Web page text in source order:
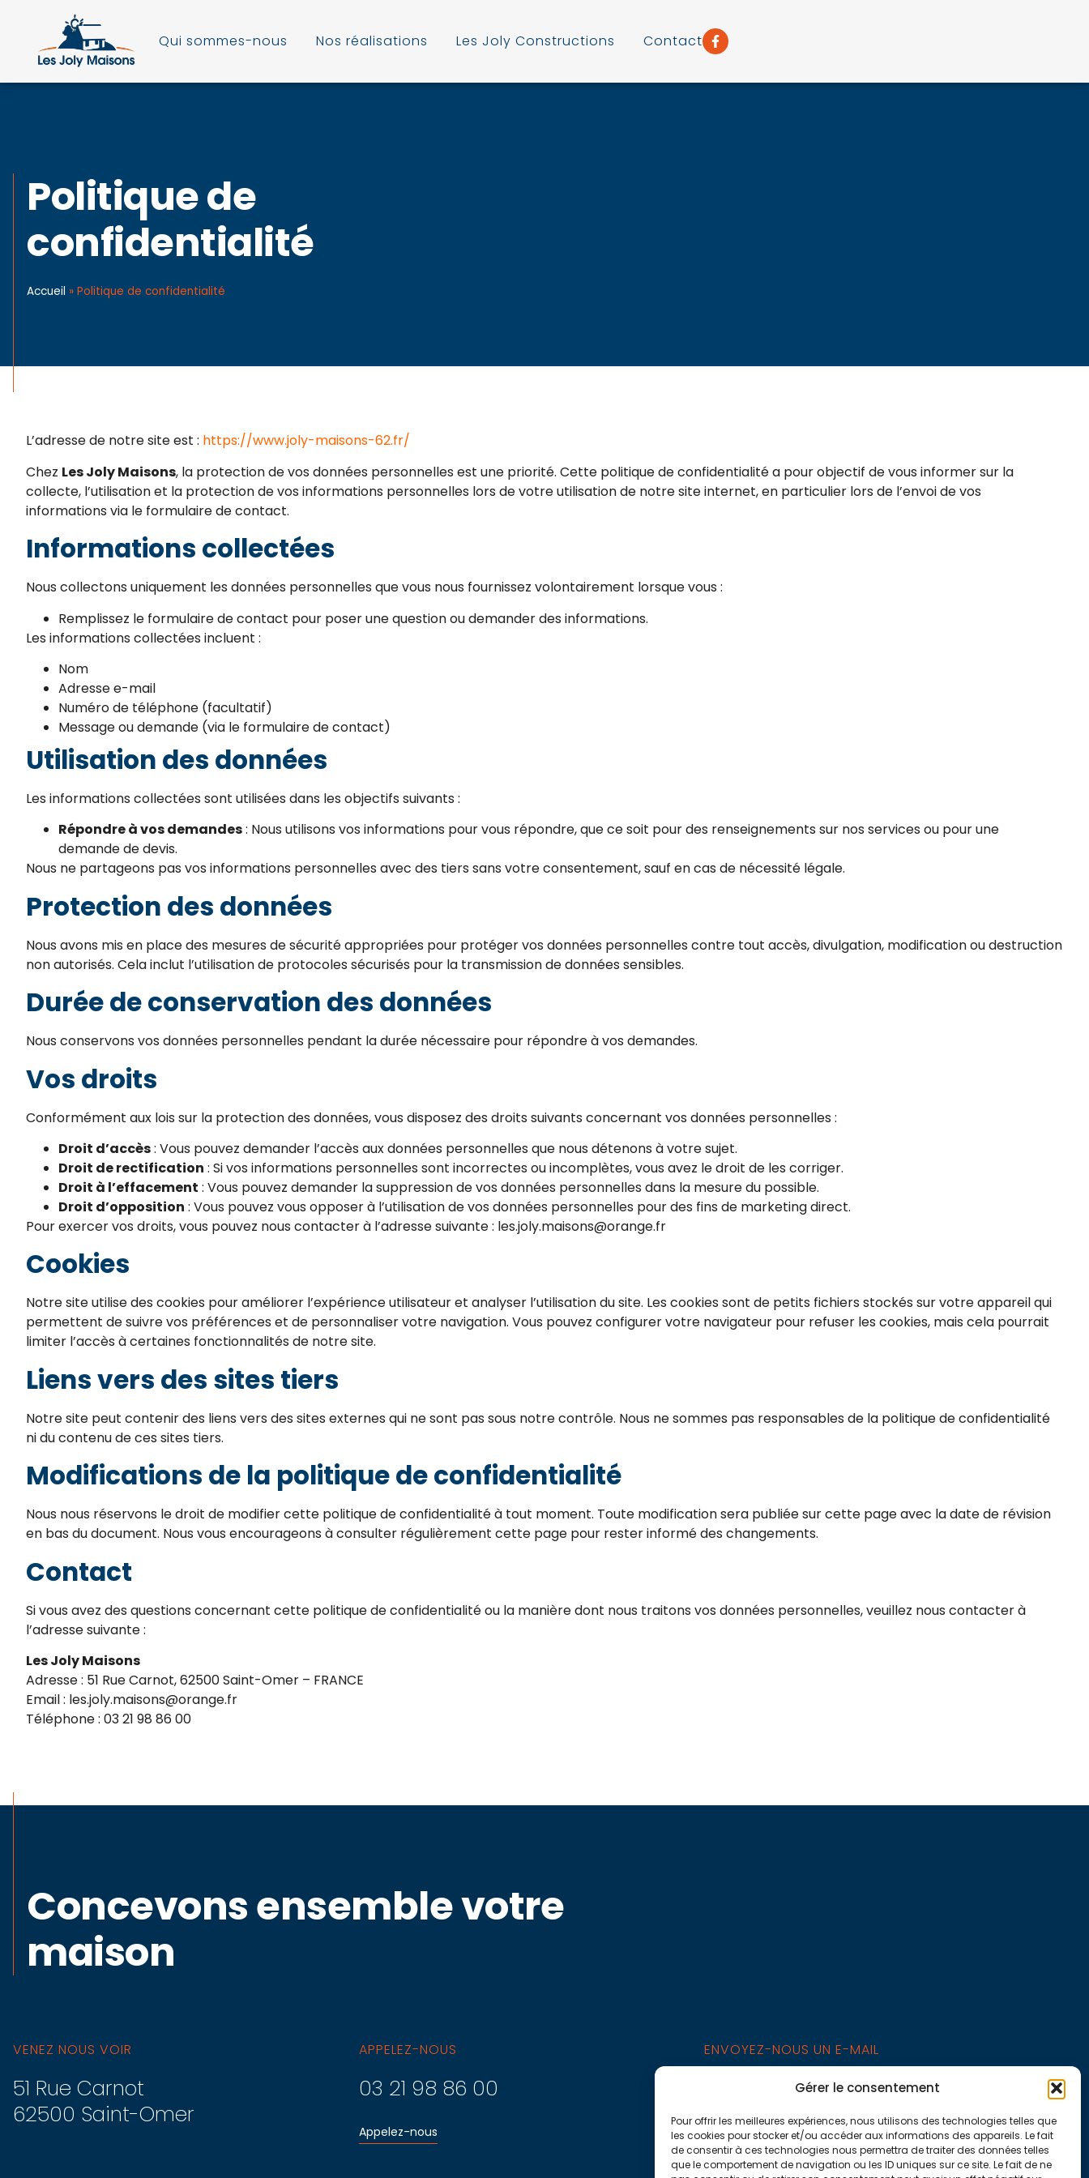
Gérer le consentement
Pour offrir les meilleures expériences, nous utilisons des technologies telles que
les cookies pour stocker et/ou accéder aux informations des appareils. Le fait
de consentir à ces technologies nous permettra de traiter des données telles
que le comportement de navigation ou les ID uniques sur ce site. Le fait de ne
Qui sommes-nous Nos réalisations Les Joly Constructions Contact
Politique de
confidentialité
Accueil » Politique de confidentialité
L’adresse de notre site est : https://www.joly-maisons-62.fr/
Chez Les Joly Maisons, la protection de vos données personnelles est une priorité. Cette politique de confidentialité a pour objectif de vous informer sur la
collecte, l’utilisation et la protection de vos informations personnelles lors de votre utilisation de notre site internet, en particulier lors de l’envoi de vos
informations via le formulaire de contact.
Informations collectées
Nous collectons uniquement les données personnelles que vous nous fournissez volontairement lorsque vous :
Remplissez le formulaire de contact pour poser une question ou demander des informations.
Les informations collectées incluent :
Nom
Adresse e-mail
Numéro de téléphone (facultatif)
Message ou demande (via le formulaire de contact)
Utilisation des données
Les informations collectées sont utilisées dans les objectifs suivants :
Répondre à vos demandes: Nous utilisons vos informations pour vous répondre, que ce soit pour des renseignements sur nos services ou pour une
demande de devis.
Nous ne partageons pas vos informations personnelles avec des tiers sans votre consentement, sauf en cas de nécessité légale.
Protection des données
Nous avons mis en place des mesures de sécurité appropriées pour protéger vos données personnelles contre tout accès, divulgation, modification ou destruction
non autorisés. Cela inclut l’utilisation de protocoles sécurisés pour la transmission de données sensibles.
Durée de conservation des données
Nous conservons vos données personnelles pendant la durée nécessaire pour répondre à vos demandes.
Vos droits
Conformément aux lois sur la protection des données, vous disposez des droits suivants concernant vos données personnelles :
Droit d’accès: Vous pouvez demander l’accès aux données personnelles que nous détenons à votre sujet.
Droit de rectification : Si vos informations personnelles sont incorrectes ou incomplètes, vous avez le droit de les corriger.
Droit à l’effacement : Vous pouvez demander la suppression de vos données personnelles dans la mesure du possible.
Droit d’opposition : Vous pouvez vous opposer à l’utilisation de vos données personnelles pour des fins de marketing direct.
Pour exercer vos droits, vous pouvez nous contacter à l’adresse suivante : les.joly.maisons@orange.fr
Cookies
Notre site utilise des cookies pour améliorer l’expérience utilisateur et analyser l’utilisation du site. Les cookies sont de petits fichiers stockés sur votre appareil qui
permettent de suivre vos préférences et de personnaliser votre navigation. Vous pouvez configurer votre navigateur pour refuser les cookies, mais cela pourrait
limiter l’accès à certaines fonctionnalités de notre site.
Liens vers des sites tiers
Notre site peut contenir des liens vers des sites externes qui ne sont pas sous notre contrôle. Nous ne sommes pas responsables de la politique de confidentialité
ni du contenu de ces sites tiers.
Modifications de la politique de confidentialité
Nous nous réservons le droit de modifier cette politique de confidentialité à tout moment. Toute modification sera publiée sur cette page avec la date de révision
en bas du document. Nous vous encourageons à consulter régulièrement cette page pour rester informé des changements.
Contact
Si vous avez des questions concernant cette politique de confidentialité ou la manière dont nous traitons vos données personnelles, veuillez nous contacter à
l’adresse suivante :
Les Joly Maisons
Adresse : 51 Rue Carnot, 62500 Saint-Omer – FRANCE
Email : les.joly.maisons@orange.fr
Téléphone : 03 21 98 86 00
Concevons ensemble votre
maison
VENEZ NOUS VOIR
51 Rue Carnot
62500 Saint-Omer
APPELEZ-NOUS
03 21 98 86 00
Appelez-nous
ENVOYEZ-NOUS UN E-MAIL
les.joly.maisons@orange.fr
Envoyez-nous un message